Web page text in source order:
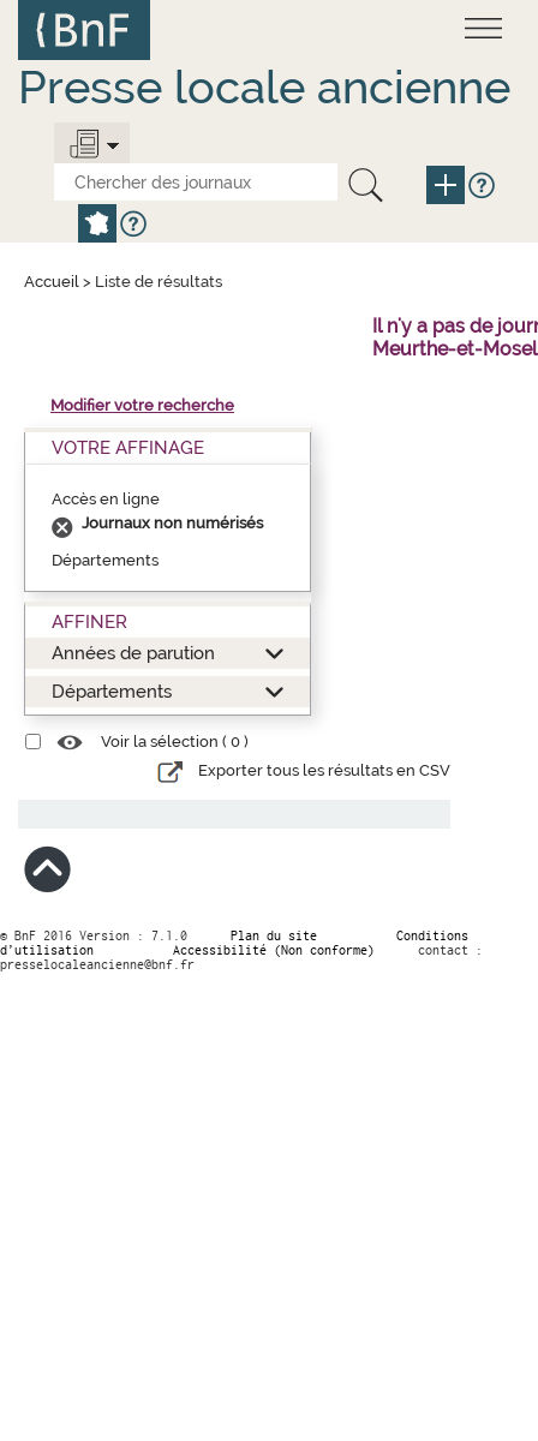
contenu
principal
Presse locale ancienne
Accueil > Liste de résultats
Il n'y a pas de
Meurthe-et-
Modifier votre recherche
VOTRE AFFINAGE
Accès en ligne
Journaux non numérisés
Départements
AFFINER
Années de parution
Départements
Voir la sélection ( 0 )
Exporter tous les résultats en CSV
© BnF 2016 Version : 7.1.0 Plan du site
Conditions
d’utilisation
Accessibilité (Non conforme)
contact :
presselocaleancienne@bnf.fr
Panneau de gestion des cookies